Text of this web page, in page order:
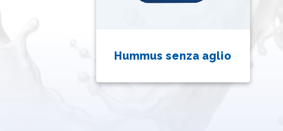
Hummus senza aglio